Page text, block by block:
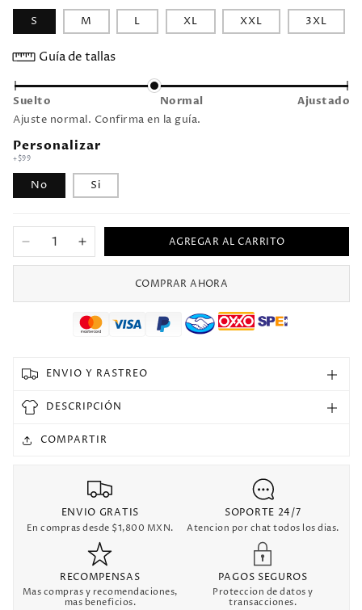
S M L XL XXL 3XL
Guía de tallas
Suelto Normal Ajustado
Ajuste normal. Confirma en la guía.
Personalizar
+$99
No Si
Reducir
cantidad
1998
Fan
Selecciones
Retro
Aumentar
cantidad
1998
Mexico
Local
Fan
Retro
AGREGAR AL CARRITO
COMPRAR AHORA
ENVIO Y RASTREO
DESCRIPCIÓN
COMPARTIR
ENVIO GRATIS
En compras desde $1,800 MXN.
SOPORTE 24/7
Atencion por chat todos los dias.
RECOMPENSAS
Mas compras y recomendaciones,
mas beneficios.
PAGOS SEGUROS
Proteccion de datos y
transacciones.